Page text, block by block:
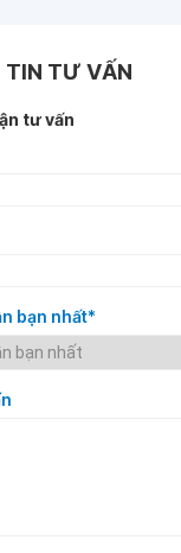
TIN TƯ VẤN
tư vấn
bạn nhất*